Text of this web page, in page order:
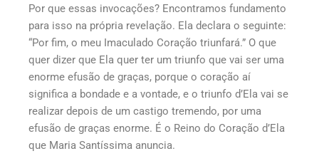
Por que essas invocações? Encontramos fundamento
para isso na própria revelação. Ela declara o seguinte:
“Por fim, o meu Imaculado Coração triunfará.” O que
quer dizer que Ela quer ter um triunfo que vai ser uma
enorme efusão de graças, porque o coração aí
significa a bondade e a vontade, e o triunfo d’Ela vai se
realizar depois de um castigo tremendo, por uma
efusão de graças enorme. É o Reino do Coração d’Ela
que Maria Santíssima anuncia.